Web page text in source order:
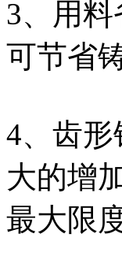
3、用
可节省
4、齿
大的增
最大限